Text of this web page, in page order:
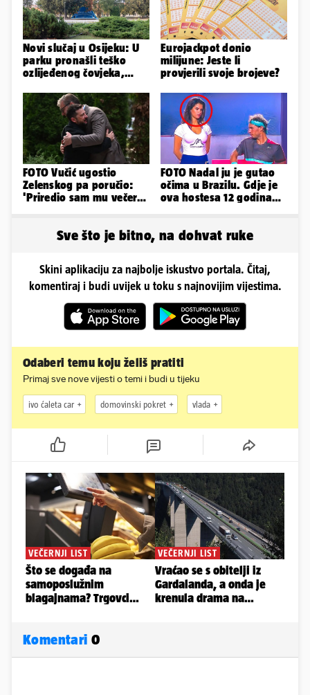
Novi slučaj u Osijeku: U
parku pronašli teško
ozlijeđenog čovjeka,
Eurojackpot donio
milijune: Jeste li
provjerili svoje brojeve?
FOTO Vučić ugostio
Zelenskog pa poručio:
'Priredio sam mu večeru
FOTO Nadal ju je gutao
očima u Brazilu. Gdje je
ova hostesa 12 godina
Sve što je bitno, na dohvat ruke
Skini aplikaciju za najbolje iskustvo portala. Čitaj,
komentiraj i budi uvijek u toku s najnovijim vijestima.
Odaberi temu koju želiš pratiti
Primaj sve nove vijesti o temi i budi u tijeku
ivo ćaleta car domovinski pokret vlada
Komentari 0